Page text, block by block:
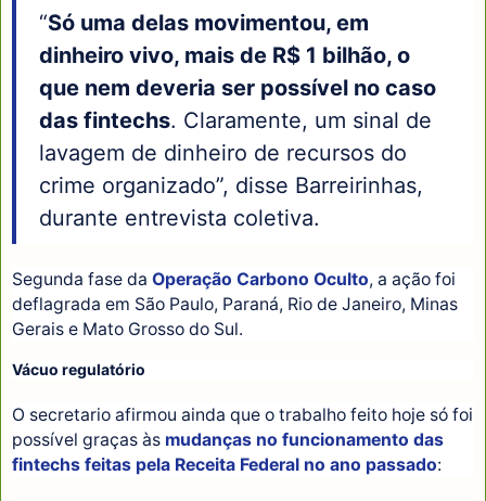
“Só uma delas movimentou, em
dinheiro vivo, mais de R$ 1 bilhão, o
que nem deveria ser possível no caso
das fintechs. Claramente, um sinal de
lavagem de dinheiro de recursos do
crime organizado”, disse Barreirinhas,
durante entrevista coletiva.
Segunda fase da Operação Carbono Oculto, a ação foi
deflagrada em São Paulo, Paraná, Rio de Janeiro, Minas
Gerais e Mato Grosso do Sul.
Vácuo regulatório
O secretario afirmou ainda que o trabalho feito hoje só foi
possível graças às mudanças no funcionamento das
fintechs feitas pela Receita Federal no ano passado: